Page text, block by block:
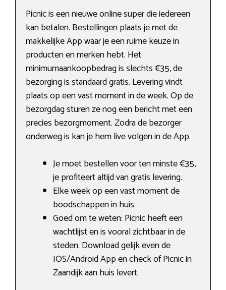
Picnic is een nieuwe online super die iedereen
kan betalen. Bestellingen plaats je met de
makkelijke App waar je een ruime keuze in
producten en merken hebt. Het
minimumaankoopbedrag is slechts €35, de
bezorging is standaard gratis. Levering vindt
plaats op een vast moment in de week. Op de
bezorgdag sturen ze nog een bericht met een
precies bezorgmoment. Zodra de bezorger
onderweg is kan je hem live volgen in de App.
Je moet bestellen voor ten minste €35,
je profiteert altijd van gratis levering.
Elke week op een vast moment de
boodschappen in huis.
Goed om te weten: Picnic heeft een
wachtlijst en is vooral zichtbaar in de
steden. Download gelijk even de
IOS/Android App en check of Picnic in
Zaandijk aan huis levert.